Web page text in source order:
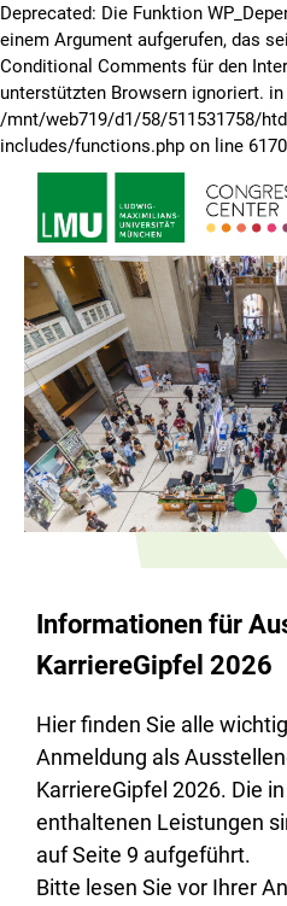
Deprecated: Die Funktion
einem Argument aufgerufen, das
Conditional Comments für den
unterstützten Browsern ignoriert. in
/mnt/web719/d1/58/511531758/
includes/functions.php on line 6170
Informationen für
KarriereGipfel 2026
Hier finden Sie alle
Anmeldung als
KarriereGipfel 2026. Die
enthaltenen Leistungen
auf Seite 9 aufgeführt.
Bitte lesen Sie vor Ihrer